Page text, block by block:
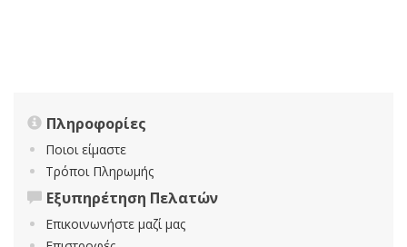
Πληροφορίες
Ποιοι είμαστε
Τρόποι Πληρωμής
Εξυπηρέτηση Πελατών
Επικοινωνήστε μαζί μας